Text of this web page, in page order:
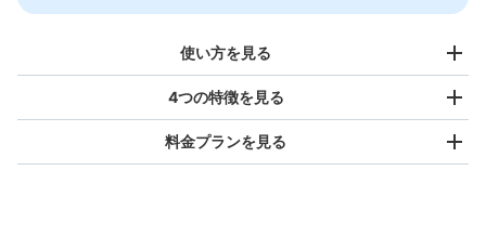
使い方を見る
4つの特徴を見る
料金プランを見る